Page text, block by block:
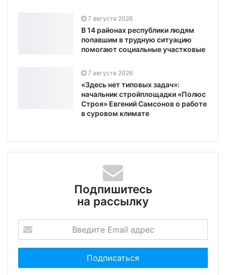
7 августа 2026
В 14 районах республики людям
попавшим в трудную ситуацию
помогают социальные участковые
7 августа 2026
«Здесь нет типовых задач»:
начальник стройплощадки «Полюс
Строя» Евгений Самсонов о работе
в суровом климате
Подпишитесь
на рассылку